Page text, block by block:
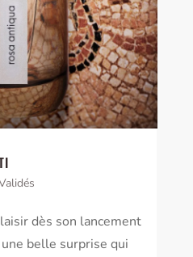
dès son lancement
belle surprise qui